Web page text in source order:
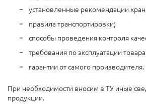
установленные рекомендации
правила транспортировки;
способы проведения контроля
требования по эксплуатации
гарантии от самого производителя.
При необходимости вносим в ТУ иные
продукции.